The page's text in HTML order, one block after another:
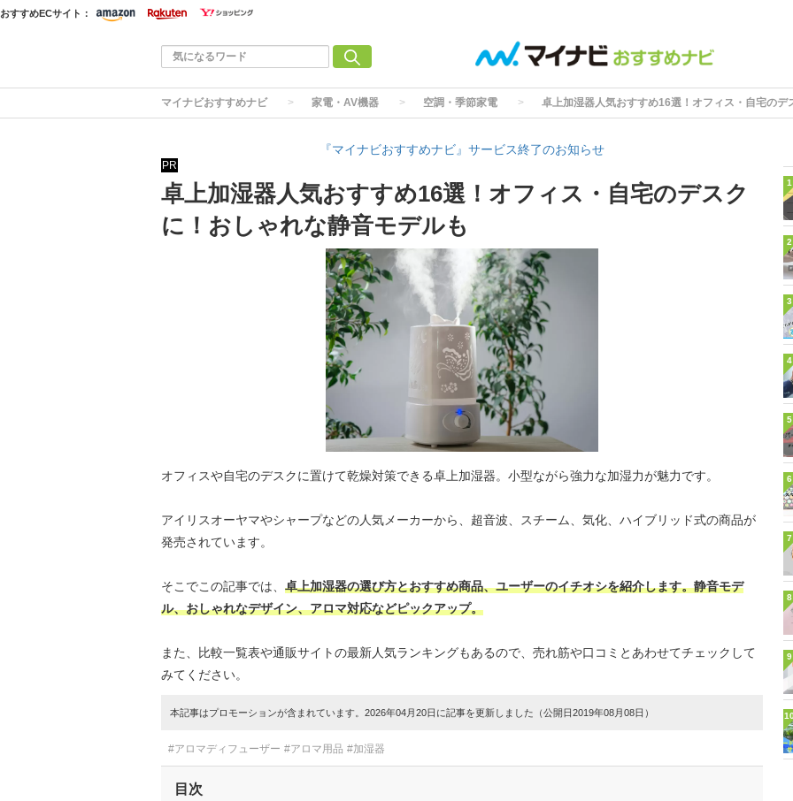
おすすめECサイト：
マイナビおすすめナビ 家電・AV機器 空調・季節家電 卓上加湿器人気おすすめ16選！オフィス・自宅のデ
『マイナビおすすめナビ』サービス終了のお知らせ
PR
卓上加湿器人気おすすめ16選！オフィス・自宅のデスク
に！おしゃれな静音モデルも
オフィスや自宅のデスクに置けて乾燥対策できる卓上加湿器。小型ながら強力な加湿力が魅力です。
アイリスオーヤマやシャープなどの人気メーカーから、超音波、スチーム、気化、ハイブリッド式の商品が
発売されています。
そこでこの記事では、 卓上加湿器の選び方とおすすめ商品、ユーザーのイチオシを紹介します。静音モデ
ル、おしゃれなデザイン、アロマ対応などピックアップ。
また、比較一覧表や通販サイトの最新人気ランキングもあるので、売れ筋や口コミとあわせてチェックして
みてください。
本記事はプロモーションが含まれています。2026年04月20日に記事を更新しました（公開日2019年08月08日）
#アロマディフューザー #アロマ用品 #加湿器
目次
1
2
3
4
5
6
7
8
9